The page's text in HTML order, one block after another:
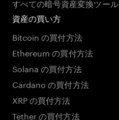
すべての暗号資産変換ツール
資産の買い方
Bitcoin の買付方法
Ethereum の買付方法
Solana の買付方法
Cardano の買付方法
XRP の買付方法
Tether の買付方法